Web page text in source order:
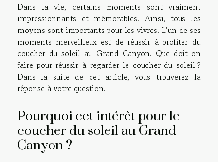
Dans la vie, certains moments sont vraiment
impressionnants et mémorables. Ainsi, tous les
moyens sont importants pour les vivres. L’un de ses
moments merveilleux est de réussir à profiter du
coucher du soleil au Grand Canyon. Que doit-on
faire pour réussir à regarder le coucher du soleil ?
Dans la suite de cet article, vous trouverez la
réponse à votre question.
Pourquoi cet intérêt pour le
coucher du soleil au Grand
Canyon ?